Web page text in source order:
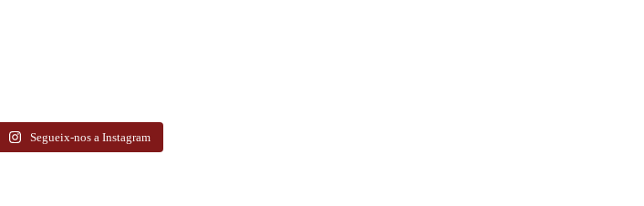
Segueix-nos a Instagram